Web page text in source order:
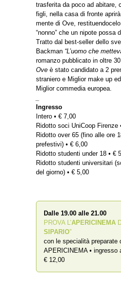
trasferita da poco ad abitare,
figli, nella casa di fronte
mente di Ove,
“nonno” che un nipote possa
Tratto dal best-seller dello
Backman “L’uomo che
romanzo pubblicato in oltre
Ove è stato candidato a 2
straniero e Miglior make up
Miglior commedia europea.
Ingresso
Intero • € 7,00
Ridotto soci UniCoop Firenze
Ridotto over 65 (fino alle ore
prefestivi) • € 6,00
Ridotto studenti under 18 • €
Ridotto studenti universitari
del giorno) • € 5,00
Dalle 19.00 alle 21.00
PROVA L’APERICINEMA
SIPARIO”
con le specialità preparate
APERICINEMA • ingresso
€ 12,00